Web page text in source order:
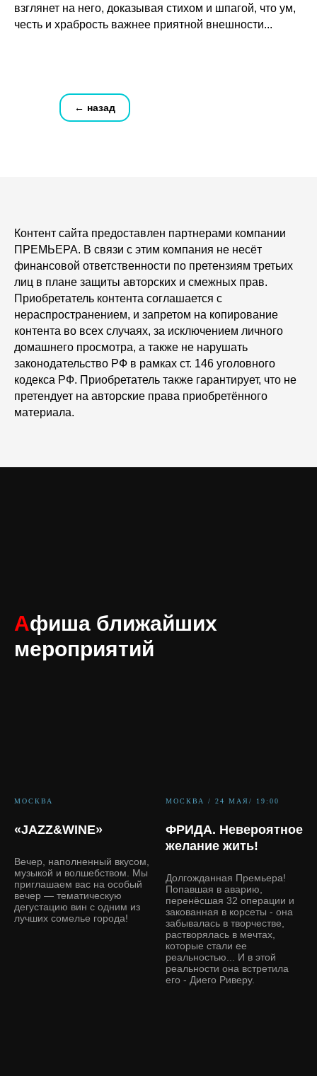
взглянет на него, доказывая стихом и шпагой, что ум,
честь и храбрость важнее приятной внешности...
← назад
Контент сайта предоставлен партнерами компании
ПРЕМЬЕРА. В связи с этим компания не несёт
финансовой ответственности по претензиям третьих
лиц в плане защиты авторских и смежных прав.
Приобретатель контента соглашается с
нераспространением, и запретом на копирование
контента во всех случаях, за исключением личного
домашнего просмотра, а также не нарушать
законодательство РФ в рамках ст. 146 уголовного
кодекса РФ. Приобретатель также гарантирует, что не
претендует на авторские права приобретённого
материала.
Афиша ближайших
мероприятий
МОСКВА
«JAZZ&WINE»
Вечер, наполненный вкусом,
музыкой и волшебством. Мы
приглашаем вас на особый
вечер — тематическую
дегустацию вин с одним из
лучших сомелье города!
МОСКВА / 24 МАЯ/ 19:00
ФРИДА. Невероятное
желание жить!
Долгожданная Премьера!
Попавшая в аварию,
перенёсшая 32 операции и
закованная в корсеты - она
забывалась в творчестве,
растворялась в мечтах,
которые стали ее
реальностью... И в этой
реальности она встретила
его - Диего Риверу.